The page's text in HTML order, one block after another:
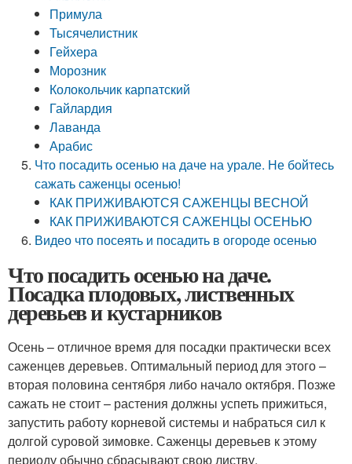
Примула
Тысячелистник
Гейхера
Морозник
Колокольчик карпатский
Гайлардия
Лаванда
Арабис
Что посадить осенью на даче на урале. Не бойтесь
сажать саженцы осенью!
КАК ПРИЖИВАЮТСЯ САЖЕНЦЫ ВЕСНОЙ
КАК ПРИЖИВАЮТСЯ САЖЕНЦЫ ОСЕНЬЮ
Видео что посеять и посадить в огороде осенью
Что посадить осенью на даче.
Посадка плодовых, лиственных
деревьев и кустарников
Осень – отличное время для посадки практически всех
саженцев деревьев. Оптимальный период для этого –
вторая половина сентября либо начало октября. Позже
сажать не стоит – растения должны успеть прижиться,
запустить работу корневой системы и набраться сил к
долгой суровой зимовке. Саженцы деревьев к этому
периоду обычно сбрасывают свою листву,